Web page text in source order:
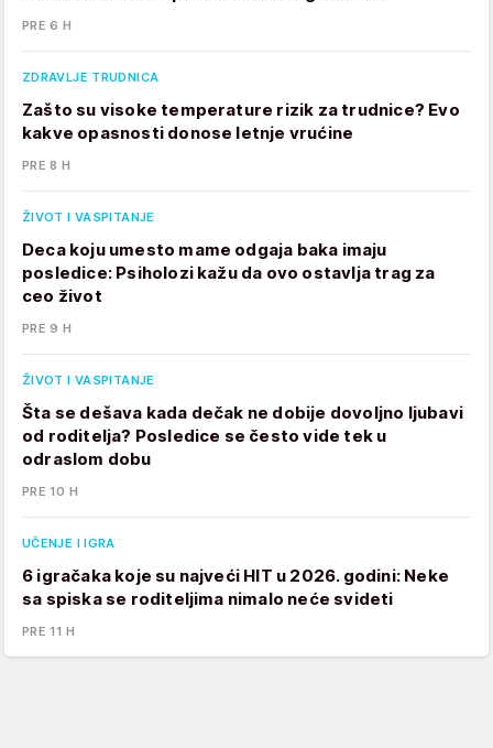
PRE 6 H
ZDRAVLJE TRUDNICA
Zašto su visoke temperature rizik za trudnice? Evo
kakve opasnosti donose letnje vrućine
PRE 8 H
ŽIVOT I VASPITANJE
Deca koju umesto mame odgaja baka imaju
posledice: Psiholozi kažu da ovo ostavlja trag za
ceo život
PRE 9 H
ŽIVOT I VASPITANJE
Šta se dešava kada dečak ne dobije dovoljno ljubavi
od roditelja? Posledice se često vide tek u
odraslom dobu
PRE 10 H
UČENJE I IGRA
6 igračaka koje su najveći HIT u 2026. godini: Neke
sa spiska se roditeljima nimalo neće svideti
PRE 11 H